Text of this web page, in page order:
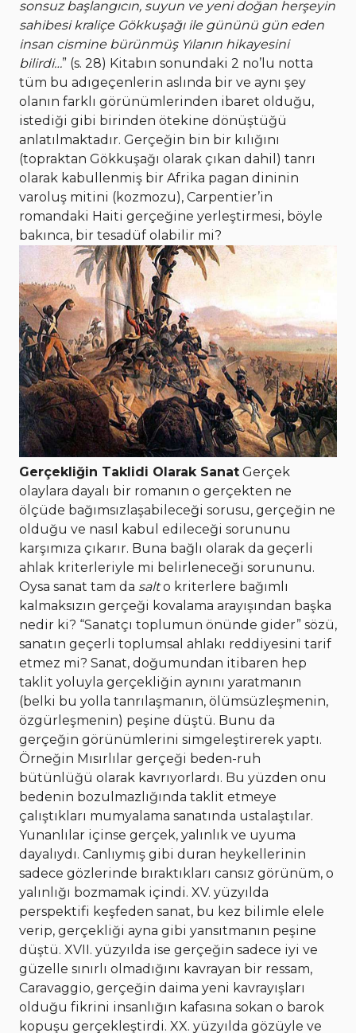
sonsuz başlangıcın, suyun ve yeni doğan herşeyin
sahibesi kraliçe Gökkuşağı ile gününü gün eden
insan cismine bürünmüş Yılanın hikayesini
bilirdi…” (s. 28) Kitabın sonundaki 2 no’lu notta
tüm bu adıgeçenlerin aslında bir ve aynı şey
olanın farklı görünümlerinden ibaret olduğu,
istediği gibi birinden ötekine dönüştüğü
anlatılmaktadır. Gerçeğin bin bir kılığını
(topraktan Gökkuşağı olarak çıkan dahil) tanrı
olarak kabullenmiş bir Afrika pagan dininin
varoluş mitini (kozmozu), Carpentier’in
romandaki Haiti gerçeğine yerleştirmesi, böyle
bakınca, bir tesadüf olabilir mi?
Gerçekliğin Taklidi Olarak Sanat Gerçek
olaylara dayalı bir romanın o gerçekten ne
ölçüde bağımsızlaşabileceği sorusu, gerçeğin ne
olduğu ve nasıl kabul edileceği sorununu
karşımıza çıkarır. Buna bağlı olarak da geçerli
ahlak kriterleriyle mi belirleneceği sorununu.
Oysa sanat tam da salto kriterlere bağımlı
kalmaksızın gerçeği kovalama arayışından başka
nedir ki? “Sanatçı toplumun önünde gider” sözü,
sanatın geçerli toplumsal ahlakı reddiyesini tarif
etmez mi? Sanat, doğumundan itibaren hep
taklit yoluyla gerçekliğin aynını yaratmanın
(belki bu yolla tanrılaşmanın, ölümsüzleşmenin,
özgürleşmenin) peşine düştü. Bunu da
gerçeğin görünümlerini simgeleştirerek yaptı.
Örneğin Mısırlılar gerçeği beden-ruh
bütünlüğü olarak kavrıyorlardı. Bu yüzden onu
bedenin bozulmazlığında taklit etmeye
çalıştıkları mumyalama sanatında ustalaştılar.
Yunanlılar içinse gerçek, yalınlık ve uyuma
dayalıydı. Canlıymış gibi duran heykellerinin
sadece gözlerinde bıraktıkları cansız görünüm, o
yalınlığı bozmamak içindi. XV. yüzyılda
perspektifi keşfeden sanat, bu kez bilimle elele
verip, gerçekliği ayna gibi yansıtmanın peşine
düştü. XVII. yüzyılda ise gerçeğin sadece iyi ve
güzelle sınırlı olmadığını kavrayan bir ressam,
Caravaggio, gerçeğin daima yeni kavrayışları
olduğu fikrini insanlığın kafasına sokan o barok
kopuşu gerçekleştirdi. XX. yüzyılda gözüyle ve